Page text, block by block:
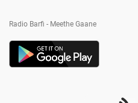
Radio Barfi - Meethe Gaane